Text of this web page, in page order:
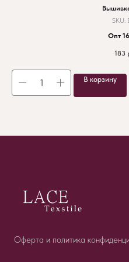
SKU:
Опт
183
В корзину
Оферта и политика